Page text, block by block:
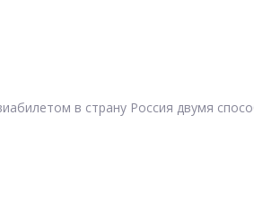
в страну Россия двумя